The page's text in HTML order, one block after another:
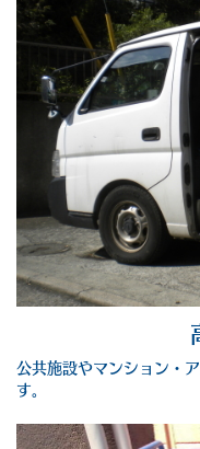
公共施設やマンション・
す。